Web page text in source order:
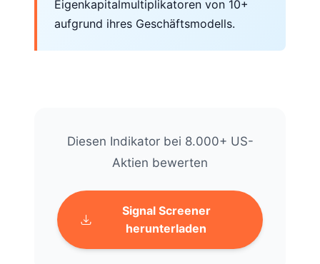
Eigenkapitalmultiplikatoren von 10+
aufgrund ihres Geschäftsmodells.
Diesen Indikator bei 8.000+ US-
Aktien bewerten
Signal Screener
herunterladen